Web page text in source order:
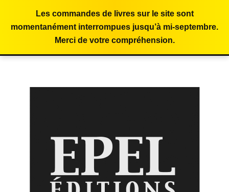
Les commandes de livres sur le site sont
momentanément interrompues jusqu’à mi-septembre.
Merci de votre compréhension.